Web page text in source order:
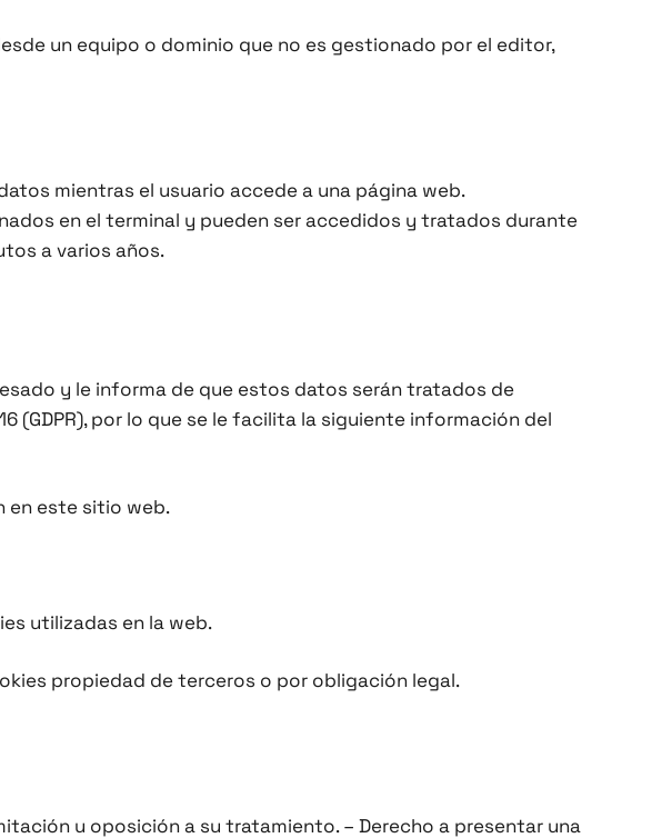
un equipo o dominio que no es gestionado por el editor,
mientras el usuario accede a una página web.
en el terminal y pueden ser accedidos y tratados durante
a varios años.
y le informa de que estos datos serán tratados de
(GDPR), por lo que se le facilita la siguiente información del
en este sitio web.
utilizadas en la web.
propiedad de terceros o por obligación legal.
u oposición a su tratamiento. – Derecho a presentar una